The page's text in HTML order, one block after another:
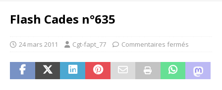
Flash Cades n°635
24 mars 2011 Cgt-fapt_77 Commentaires fermés